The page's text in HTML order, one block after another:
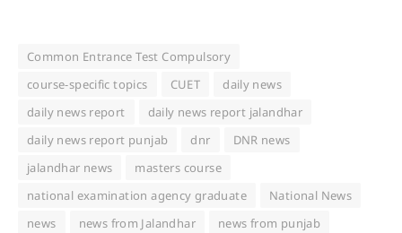
Common Entrance Test Compulsory
course-specific topics
CUET
daily news
daily news report
daily news report jalandhar
daily news report punjab
dnr
DNR news
jalandhar news
masters course
national examination agency graduate
National News
news
news from Jalandhar
news from punjab